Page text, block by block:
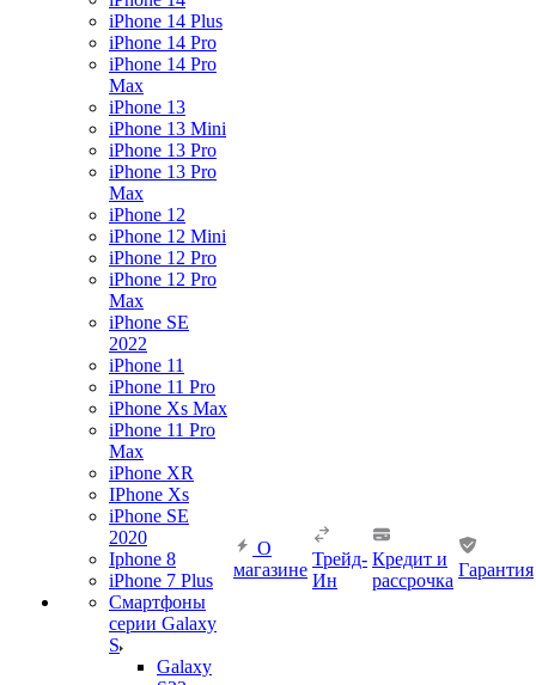
iPhone 14 Plus
iPhone 14 Pro
iPhone 14 Pro
Max
iPhone 13
iPhone 13 Mini
iPhone 13 Pro
iPhone 13 Pro
Max
iPhone 12
iPhone 12 Mini
iPhone 12 Pro
iPhone 12 Pro
Max
iPhone SE
2022
iPhone 11
iPhone 11 Pro
iPhone Xs Max
iPhone 11 Pro
Max
iPhone XR
IPhone Xs
iPhone SE
2020
Iphone 8
iPhone 7 Plus
Смартфоны
серии Galaxy
S
Galaxy
О
магазине
Трейд-
Ин
Кредит и
рассрочка
Гарантия